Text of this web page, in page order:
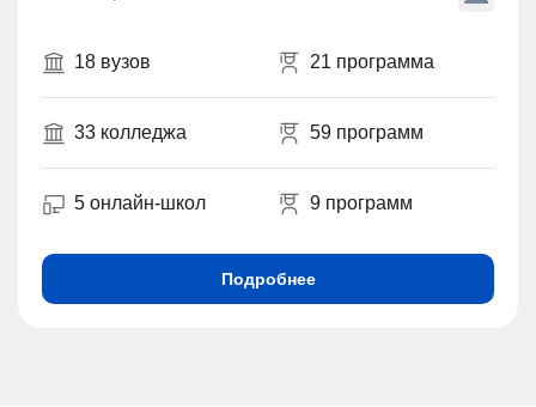
18 вузов 21 программа
33 колледжа 59 программ
5 онлайн-школ 9 программ
Подробнее